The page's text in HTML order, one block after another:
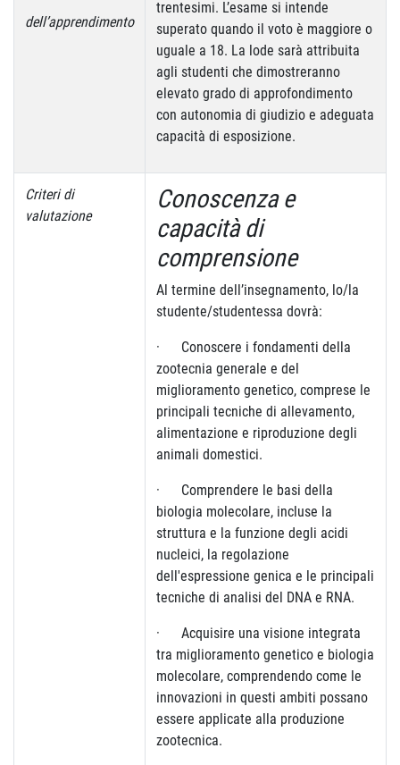
dell’apprendimento
trentesimi. L’esame si intende
superato quando il voto è maggiore o
uguale a 18. La lode sarà attribuita
agli studenti che dimostreranno
elevato grado di approfondimento
con autonomia di giudizio e adeguata
capacità di esposizione.
Criteri di
valutazione
Conoscenza e
capacità di
comprensione
Al termine dell’insegnamento, lo/la
studente/studentessa dovrà:
· Conoscere i fondamenti della
zootecnia generale e del
miglioramento genetico, comprese le
principali tecniche di allevamento,
alimentazione e riproduzione degli
animali domestici.
· Comprendere le basi della
biologia molecolare, incluse la
struttura e la funzione degli acidi
nucleici, la regolazione
dell'espressione genica e le principali
tecniche di analisi del DNA e RNA.
· Acquisire una visione integrata
tra miglioramento genetico e biologia
molecolare, comprendendo come le
innovazioni in questi ambiti possano
essere applicate alla produzione
zootecnica.